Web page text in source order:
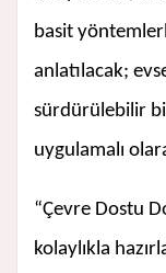
basit
anlatılacak;
sürdürülebilir
uygulamalı
“Çevre Dostu
kolaylıkla